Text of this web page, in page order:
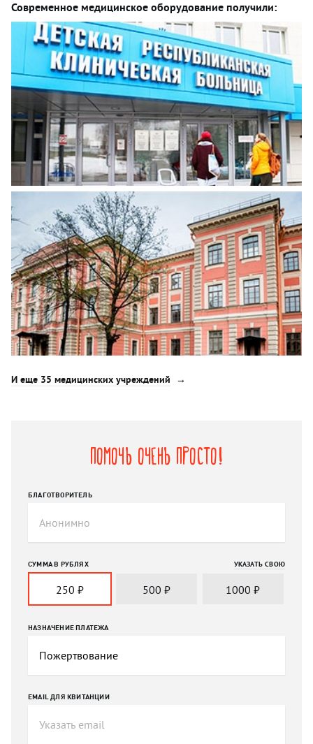
Современное медицинское оборудование получили:
И еще 35 медицинских учреждений
Помочь очень просто!
БЛАГОТВОРИТЕЛЬ
СУММА В РУБЛЯХ
250 ₽ 500 ₽ 1000₽
УКАЗАТЬ СВОЮ
НАЗНАЧЕНИЕ ПЛАТЕЖА
EMAIL ДЛЯ КВИТАНЦИИ